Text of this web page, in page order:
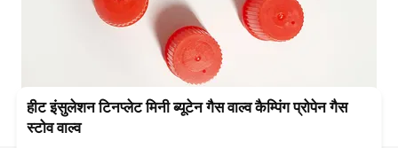
हीट इंसुलेशन टिनप्लेट मिनी ब्यूटेन गैस वाल्व कैम्पिंग प्रोपेन गैस
स्टोव वाल्व